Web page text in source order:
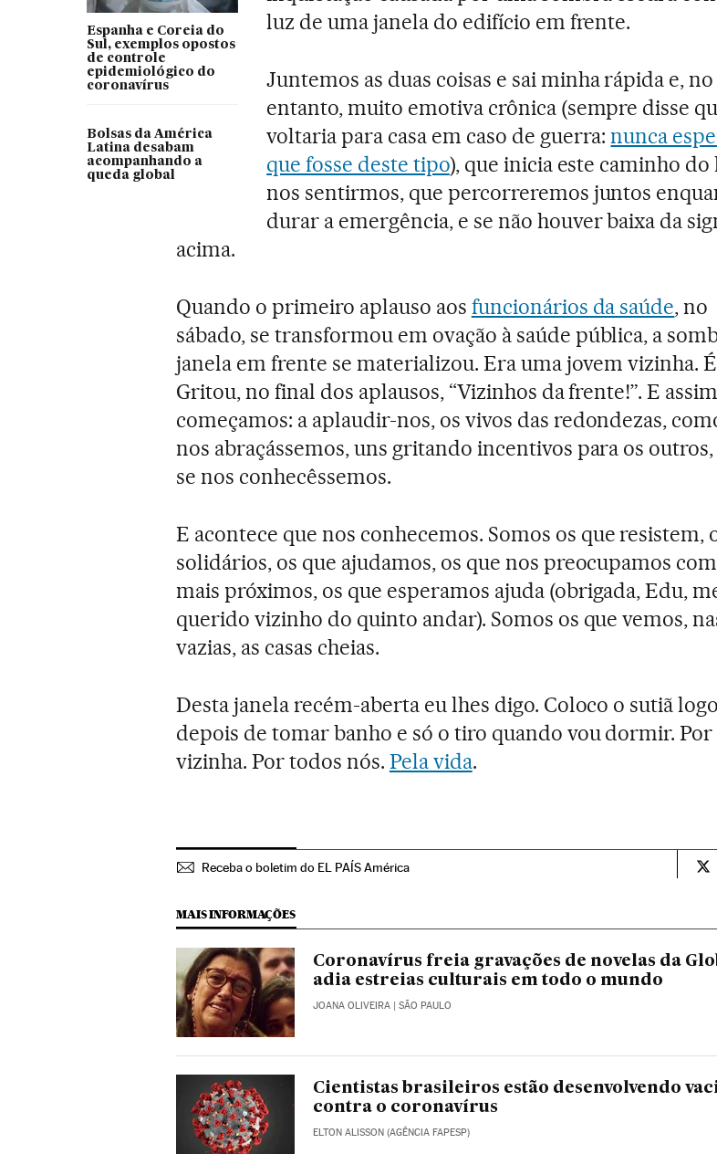
Espanha e Coreia do
Sul, exemplos opostos
de controle
epidemiológico do
coronavírus
Bolsas da América
Latina desabam
acompanhando a
queda global
luz de uma janela do edifício em frente.
Juntemos as duas coisas e sai minha rápida e, no
entanto, muito emotiva crônica (sempre disse
voltaria para casa em caso de guerra:nunca
que fosse deste tipo), que inicia este caminho do
nos sentirmos, que percorreremos juntos
durar a emergência, e se não houver baixa da
acima.
Quando o primeiro aplauso aos funcionários da saúde, no
sábado, se transformou em ovação à saúde pública, a
janela em frente se materializou. Era uma jovem vizinha.
Gritou, no final dos aplausos, “Vizinhos da frente!”. E assim
começamos: a aplaudir-nos, os vivos das redondezas,
nos abraçássemos, uns gritando incentivos para os
se nos conhecêssemos.
E acontece que nos conhecemos. Somos os que resistem,
solidários, os que ajudamos, os que nos preocupamos
mais próximos, os que esperamos ajuda (obrigada, Edu,
querido vizinho do quinto andar). Somos os que vemos,
vazias, as casas cheias.
Desta janela recém-aberta eu lhes digo. Coloco o sutiã logo
depois de tomar banho e só o tiro quando vou dormir.
vizinha. Por todos nós. Pela vida.
Receba o boletim do EL PAÍS América
MAIS INFORMAÇÕES
Coronavírus freia gravações de novelas da
adia estreias culturais em todo o mundo
JOANA OLIVEIRA | SÃO PAULO
Cientistas brasileiros estão desenvolvendo
contra o coronavírus
ELTON ALISSON (AGÊNCIA FAPESP)